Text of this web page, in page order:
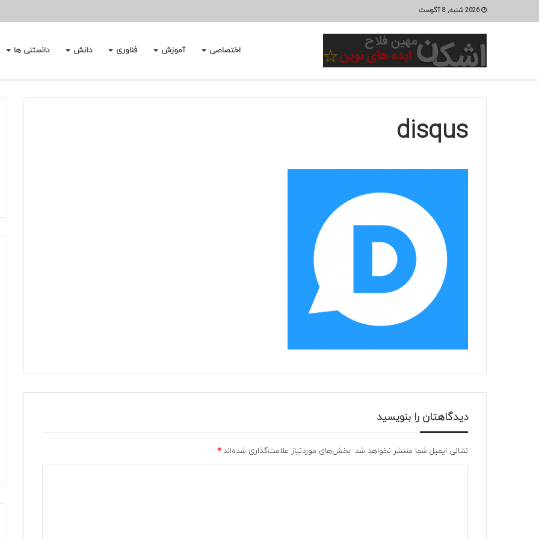
2026 شنبه, 8 آگوست
اختصاصی آموزش فناوری دانش دانستنی ها
disqus
دیدگاهتان را بنویسید
نشانی ایمیل شما منتشر نخواهد شد. بخش‌های موردنیاز علامت‌گذاری شده‌اند*